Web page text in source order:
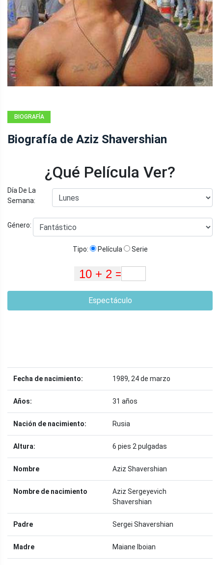
BIOGRAFÍA
Biografía de Aziz Shavershian
¿Qué Película Ver?
Día De La
Semana:
Género:
Tipo: Película Serie
Espectáculo
Fecha de nacimiento: 1989, 24 de marzo
Años: 31 años
Nación de nacimiento: Rusia
Altura: 6 pies 2 pulgadas
Nombre Aziz Shavershian
Nombre de nacimiento
Aziz Sergeyevich
Shavershian
Padre Sergei Shavershian
Madre Maiane Iboian